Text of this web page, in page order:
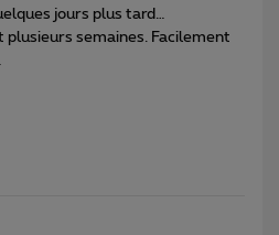
jours plus tard…
plusieurs semaines. Facilement